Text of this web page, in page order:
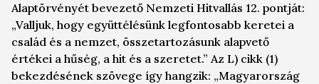
Alaptörvényét bevezető Nemzeti Hitvallás 12. pontját:
„Valljuk, hogy együttélésünk legfontosabb keretei a
család és a nemzet, összetartozásunk alapvető
értékei a hűség, a hit és a szeretet.” Az L) cikk (1)
bekezdésének szövege így hangzik: „Magyarország